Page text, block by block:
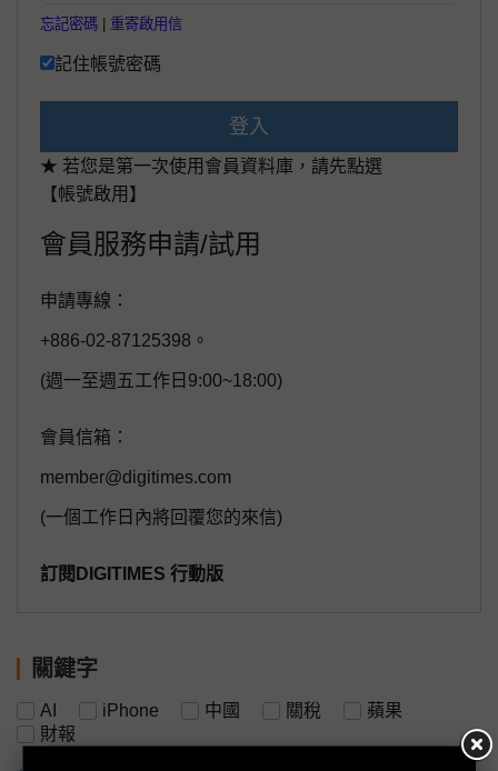
忘記密碼 重寄啟用信
記住帳號密碼
登入
★ 若您是第一次使用會員資料庫，請先點選
【帳號啟用】
會員服務申請/試用
申請專線：
+886-02-87125398。
(週一至週五工作日9:00~18:00)
會員信箱：
member@digitimes.com
(一個工作日內將回覆您的來信)
訂閱DIGITIMES 行動版
關鍵字
AI iPhone 中國 關稅
蘋果
財報